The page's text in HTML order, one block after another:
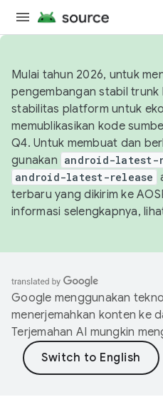
Mulai tahun 2026, untuk
pengembangan stabil trunk
stabilitas platform untuk
memublikasikan kode
Q4. Untuk membuat dan
gunakan android-latest-
android-latest-release
terbaru yang dikirim ke
informasi selengkapnya,
Google menggunakan
menerjemahkan konten ke
Terjemahan AI mungkin